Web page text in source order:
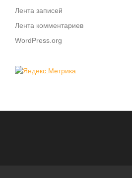
Лента записей
Лента комментариев
WordPress.org